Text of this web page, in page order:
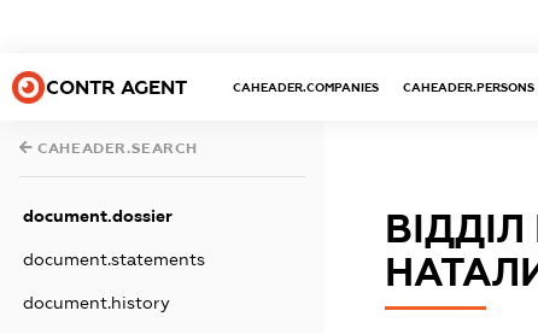
CONTR AGENT CAHEADER.COMPANIES CAHEADER.PERSONS
CAHEADER.SEARCH
document.dossier
document.statements
document.history